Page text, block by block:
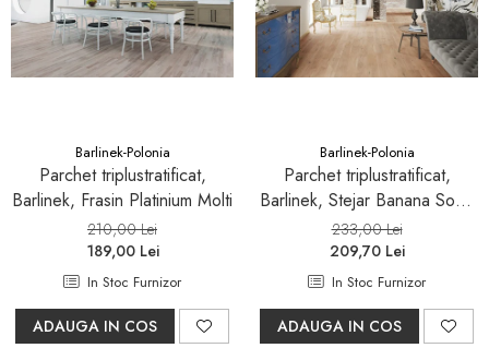
Barlinek-Polonia
Parchet triplustratificat,
Barlinek, Frasin Platinium Molti
210,00 Lei
189,00 Lei
In Stoc Furnizor
ADAUGA IN COS
Barlinek-Polonia
Parchet triplustratificat,
Barlinek, Stejar Banana Song
Grande Scurt
233,00 Lei
209,70 Lei
In Stoc Furnizor
ADAUGA IN COS